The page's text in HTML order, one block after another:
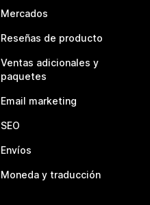
Mercados
Reseñas de producto
Ventas adicionales y
paquetes
Email marketing
SEO
Envíos
Moneda y traducción